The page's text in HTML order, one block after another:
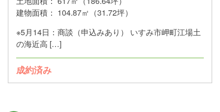
建物面積： 104.87㎡（31.72坪）
※5月14日：商談（申込みあり） いすみ市岬町江場土
の海近高 […]
成約済み